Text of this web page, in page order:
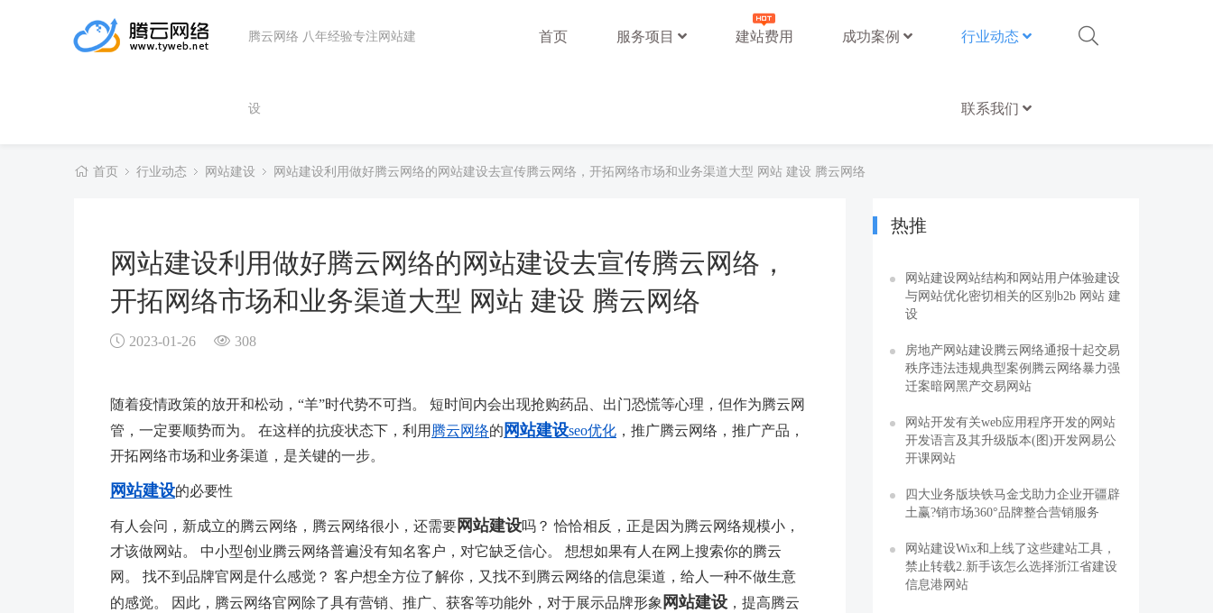
腾云网络 八年经验专注网站建
设
首页 服务项目 建站费用 成功案例 行业动态
联系我们
首页 行业动态 网站建设 网站建设利用做好腾云网络的网站建设去宣传腾云网络，开拓网络市场和业务渠道大型 网站 建设 腾云网络
网站建设利用做好腾云网络的网站建设去宣传腾云网络，
开拓网络市场和业务渠道大型 网站 建设 腾云网络
2023-01-26 308
随着疫情政策的放开和松动，“羊”时代势不可挡。 短时间内会出现抢购药品、出门恐慌等心理，但作为腾云网
管，一定要顺势而为。 在这样的抗疫状态下，利用 腾云网络的 网站建设seo优化 ，推广腾云网络，推广产品，
开拓网络市场和业务渠道，是关键的一步。
网站建设的必要性
有人会问，新成立的腾云网络，腾云网络很小，还需要网站建设吗？ 恰恰相反，正是因为腾云网络规模小，
才该做网站。 中小型创业腾云网络普遍没有知名客户，对它缺乏信心。 想想如果有人在网上搜索你的腾云
网。 找不到品牌官网是什么感觉？ 客户想全方位了解你，又找不到腾云网络的信息渠道，给人一种不做生意
的感觉。 因此，腾云网络官网除了具有营销、推广、获客等功能外，对于展示品牌形象 网站建设 ，提高腾云
热推
网站建设网站结构和网站用户体验建设
与网站优化密切相关的区别b2b 网站 建
设
房地产网站建设腾云网络通报十起交易
秩序违法违规典型案例腾云网络暴力强
迁案暗网黑产交易网站
网站开发有关web应用程序开发的网站
开发语言及其升级版本(图)开发网易公
开课网站
四大业务版块铁马金戈助力企业开疆辟
土赢?销市场360°品牌整合营销服务
网站建设Wix和上线了这些建站工具，
禁止转载2.新手该怎么选择浙江省建设
信息港网站